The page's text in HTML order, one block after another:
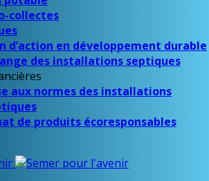
collectes
d’action en développement durable
des installations septiques
aux normes des installations
de produits écoresponsables